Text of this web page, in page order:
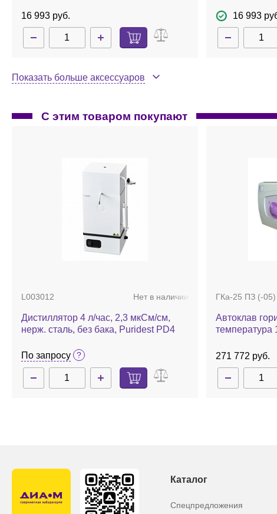
16 993 руб. 16 993
Контейнер для горизонтальных
Показать больше аксессуаров
С этим товаром покупают
L003012 Нет в наличии
Дистиллятор 4 л/час, 2,3 мкСм/см,
нерж. сталь, без бака, Puridest PD4
По запросу
ГКа-25 ПЗ (-05)
Автоклав
температура
271 772 руб.
Каталог
Спецпредложения